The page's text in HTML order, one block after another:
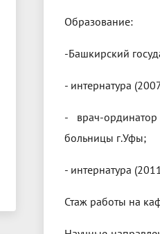
Образование:
-Башкирский
- интернатура
- врач-
больницы г.Уфы;
- интернатура
Стаж работы на